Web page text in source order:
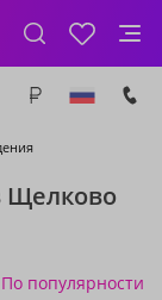
Щелково
По популярности